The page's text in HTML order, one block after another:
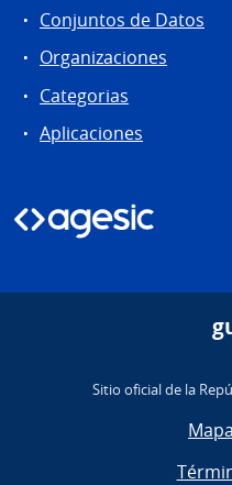
Conjuntos de Datos
Organizaciones
Categorias
Aplicaciones
Sitio oficial de la